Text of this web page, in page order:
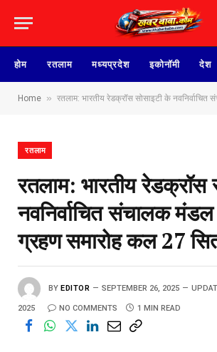
होम रतलाम मध्यप्रदेश इकोनॉमी देश
Home » रतलाम: भारतीय रेडक्रॉस सोसाइटी के नवनिर्वाचित संचालक मंडल का
रतलाम
रतलाम: भारतीय रेडक्रॉस
नवनिर्वाचित संचालक
ग्रहण समारोह कल 27
BY EDITOR SEPTEMBER 26, 2025
2025 NO COMMENTS 1 MIN READ